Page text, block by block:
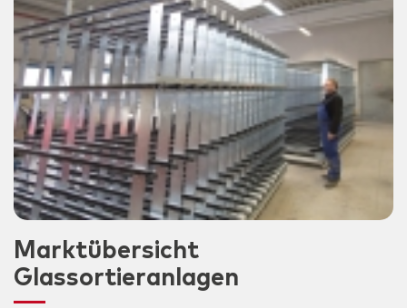
Marktübersicht
Glassortieranlagen